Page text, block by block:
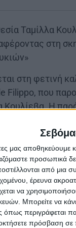
μας
προσωπικά
από μια
έρευνα
να
Μπορείτε να
περιγράφεται
πρόσβαση σε
Ταμίλλα
στη
στη φετινή
Filippo, που
Κουλίεβα. Η
καταστάσεων
να αναδείξει
δεκαετίες
θεατρική
της
ο θιασάρχης